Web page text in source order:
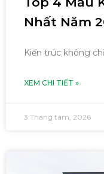
Nhất Năm
Kiến trúc không
XEM CHI TIẾT »
3 Tháng tám, 2026